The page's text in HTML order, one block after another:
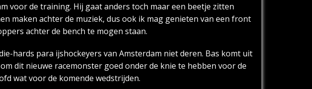
voor de training. Hij gaat anders toch maar een beetje zitten
maken achter de muziek, dus ook ik mag genieten van een front
achter de bench te mogen staan.
hards para ijshockeyers van Amsterdam niet deren. Bas komt uit
dit nieuwe racemonster goed onder de knie te hebben voor de
wat voor de komende wedstrijden.